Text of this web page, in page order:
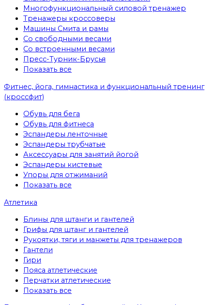
Многофункциональный силовой тренажер
Тренажеры кроссоверы
Машины Смита и рамы
Со свободными весами
Со встроенными весами
Пресс-Турник-Брусья
Показать все
Фитнес, йога, гимнастика и функциональный тренинг
(кроссфит)
Обувь для бега
Обувь для фитнеса
Эспандеры ленточные
Эспандеры трубчатые
Аксессуары для занятий йогой
Эспандеры кистевые
Упоры для отжиманий
Показать все
Атлетика
Блины для штанги и гантелей
Грифы для штанг и гантелей
Рукоятки, тяги и манжеты для тренажеров
Гантели
Гири
Пояса атлетические
Перчатки атлетические
Показать все